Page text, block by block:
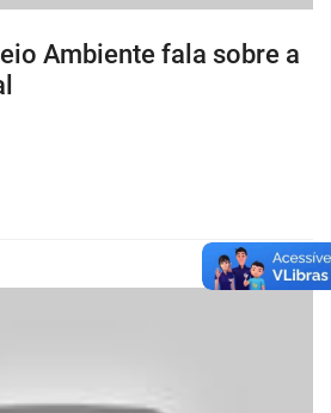
Ambiente fala sobre a